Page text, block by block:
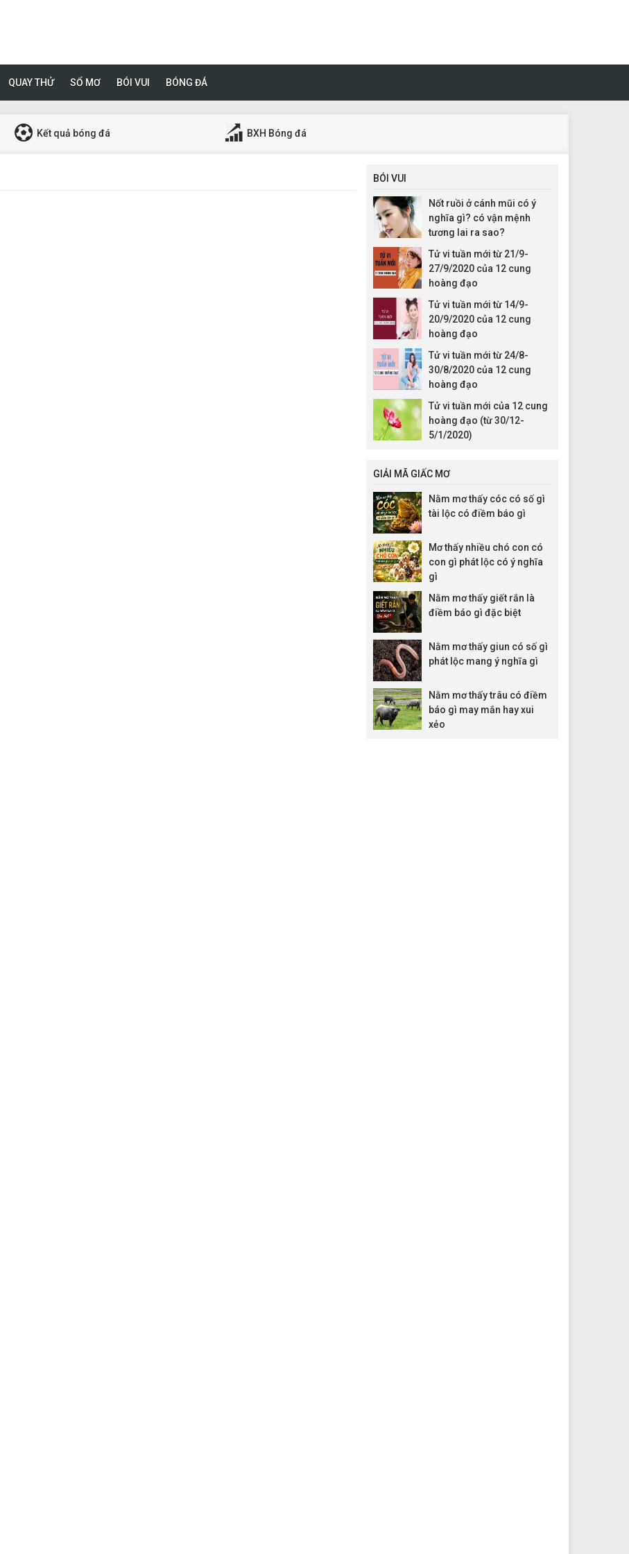
QUAY THỬ SỔ MƠ BÓI VUI BÓNG ĐÁ
Kết quả bóng đá BXH Bóng đá
BÓI VUI
Nốt ruồi ở cánh mũi có ý
nghĩa gì? có vận mệnh
tương lai ra sao?
Tử vi tuần mới từ 21/9-
27/9/2020 của 12 cung
hoàng đạo
Tử vi tuần mới từ 14/9-
20/9/2020 của 12 cung
hoàng đạo
Tử vi tuần mới từ 24/8-
30/8/2020 của 12 cung
hoàng đạo
Tử vi tuần mới của 12 cung
hoàng đạo (từ 30/12-
5/1/2020)
GIẢI MÃ GIẤC MƠ
Nằm mơ thấy cóc có số gì
tài lộc có điềm báo gì
Mơ thấy nhiều chó con có
con gì phát lộc có ý nghĩa
gì
Nằm mơ thấy giết rắn là
điềm báo gì đặc biệt
Nằm mơ thấy giun có số gì
phát lộc mang ý nghĩa gì
Nằm mơ thấy trâu có điềm
báo gì may mắn hay xui
xẻo